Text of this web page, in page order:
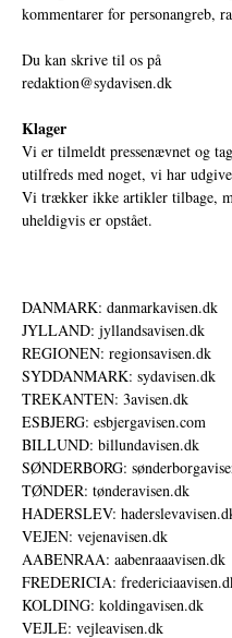
kommentarer for personangreb,
Du kan skrive til os på
redaktion@sydavisen.dk
Klager
Vi er tilmeldt pressenævnet og
utilfreds med noget, vi har
Vi trækker ikke artikler tilbage,
uheldigvis er opstået.
DANMARK: danmarkavisen.dk
JYLLAND: jyllandsavisen.dk
REGIONEN: regionsavisen.dk
SYDDANMARK: sydavisen.dk
TREKANTEN: 3avisen.dk
ESBJERG: esbjergavisen.com
BILLUND: billundavisen.dk
SØNDERBORG:
TØNDER: tønderavisen.dk
HADERSLEV:
VEJEN: vejenavisen.dk
AABENRAA: aabenraaavisen.dk
FREDERICIA:
KOLDING: koldingavisen.dk
VEJLE: vejleavisen.dk